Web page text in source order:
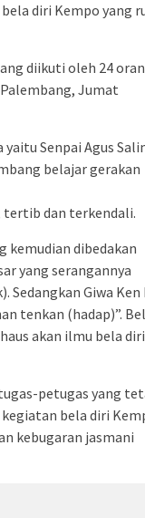
diri Kempo yang
diikuti oleh 24
Jumat
Senpai Agus
belajar gerakan
tertib dan terkendali.
kemudian dibedakan
yang serangannya
Giwa Ken
tenkan (hadap)”.
akan ilmu bela diri
petugas yang
bela diri
kebugaran jasmani